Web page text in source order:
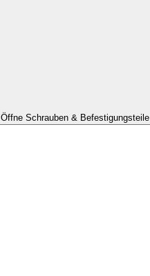
Öffne Schrauben & Befestigungsteile